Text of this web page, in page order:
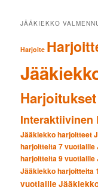
JÄÄKIEKKO
Harjoite
Harjoitukset
Interaktiivinen
Jääkiekko harjoitteet
harjoitteita 7 vuotiaille
harjoitteita 9 vuotiaille
Jääkiekko harjoitteita
vuotiaille